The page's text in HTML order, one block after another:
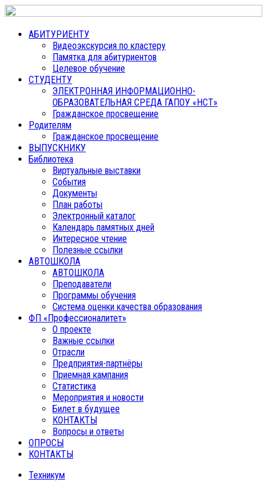
АБИТУРИЕНТУ
Видеоэкскурсия по кластеру
Памятка для абитуриентов
Целевое обучение
СТУДЕНТУ
ЭЛЕКТРОННАЯ ИНФОРМАЦИОННО-
ОБРАЗОВАТЕЛЬНАЯ СРЕДА ГАПОУ «НСТ»
Гражданское просвещение
Родителям
Гражданское просвещение
ВЫПУСКНИКУ
Библиотека
Виртуальные выставки
События
Документы
План работы
Электронный каталог
Календарь памятных дней
Интересное чтение
Полезные ссылки
АВТОШКОЛА
АВТОШКОЛА
Преподаватели
Программы обучения
Система оценки качества образования
ФП «Профессионалитет»
О проекте
Важные ссылки
Отрасли
Предприятия-партнёры
Приемная кампания
Статистика
Мероприятия и новости
Билет в будущее
КОНТАКТЫ
Вопросы и ответы
ОПРОСЫ
КОНТАКТЫ
Техникум